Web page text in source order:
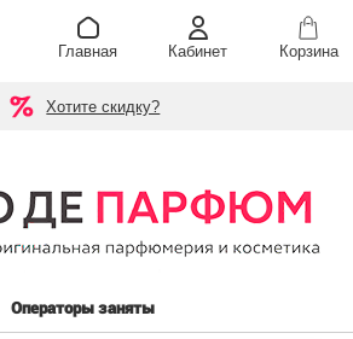
Хотите скидку?
Операторы заняты
Главная Кабинет Корзина